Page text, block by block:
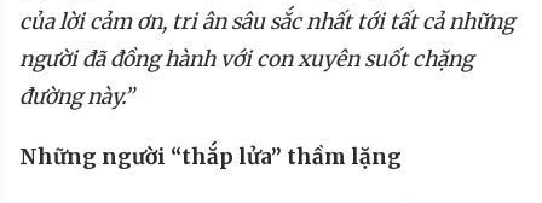
của lời cảm ơn, tri ân sâu sắc nhất tới tất cả những
người đã đồng hành với con xuyên suốt chặng
đường này.”
Những người “thắp lửa” thầm lặng